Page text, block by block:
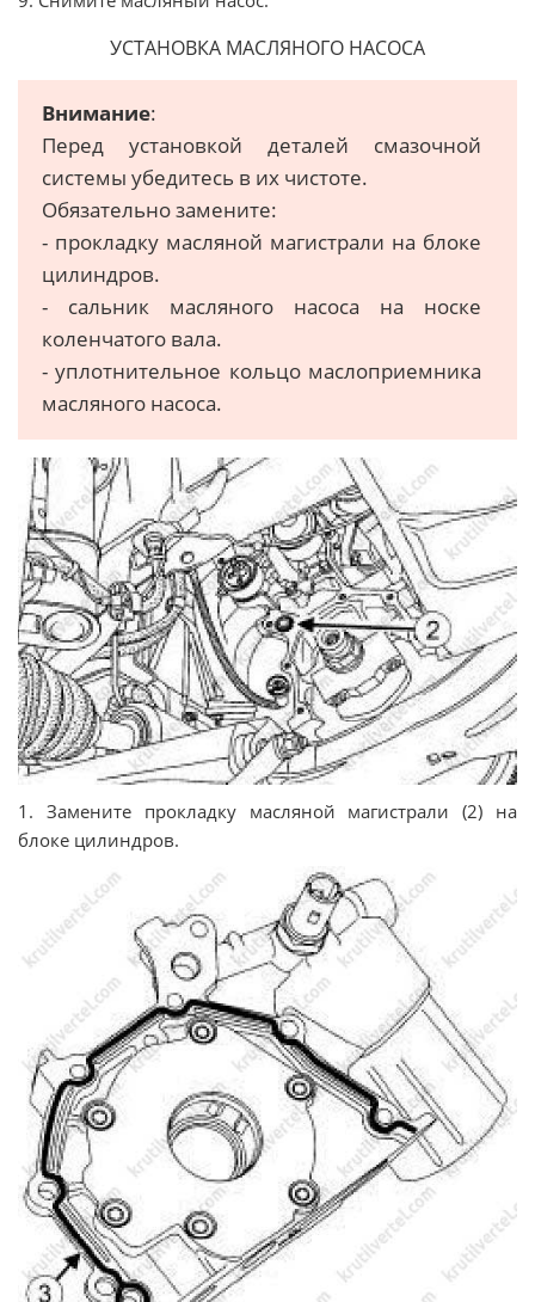
УСТАНОВКА МАСЛЯНОГО НАСОСА
Внимание:
Перед установкой деталей смазочной
системы убедитесь в их чистоте.
Обязательно замените:
- прокладку масляной магистрали на блоке
цилиндров.
- сальник масляного насоса на носке
коленчатого вала.
- уплотнительное кольцо маслоприемника
масляного насоса.
1. Замените прокладку масляной магистрали (2) на
блоке цилиндров.